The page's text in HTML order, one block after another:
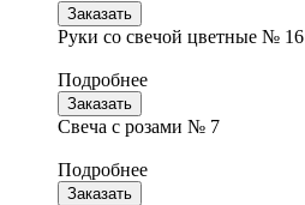
Заказать
Руки со свечой цветные № 16
Подробнее
Заказать
Свеча с розами № 7
Подробнее
Заказать